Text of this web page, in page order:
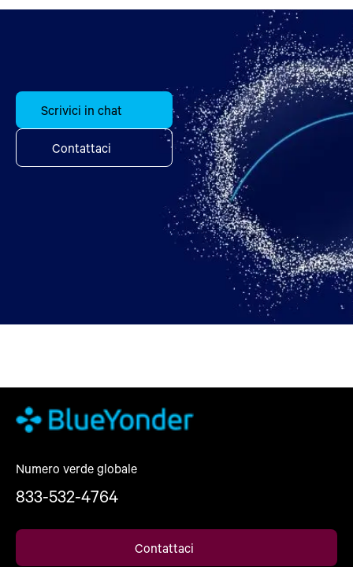
Scrivici in chat
Contattaci
Numero verde globale
833-532-4764
Contattaci